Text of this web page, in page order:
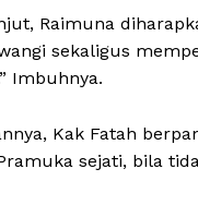
Raimuna
sekaligus
Imbuhnya.
Kak Fatah
sejati, bila